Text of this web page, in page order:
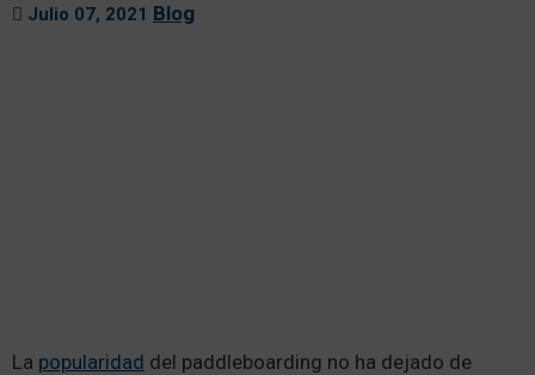
Julio 07, 2021 Blog
La popularidad del paddleboarding no ha dejado de